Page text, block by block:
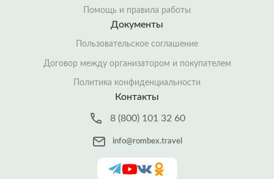
Помощь и правила работы
Документы
Пользовательское соглашение
Договор между организатором и покупателем
Политика конфиденциальности
Контакты
8 (800) 101 32 60
info@rombex.travel